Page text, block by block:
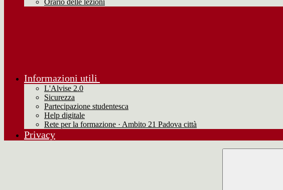
Orario delle lezioni
Informazioni utili
L'Alvise 2.0
Sicurezza
Partecipazione studentesca
Help digitale
Rete per la formazione · Ambito 21 Padova città
Privacy